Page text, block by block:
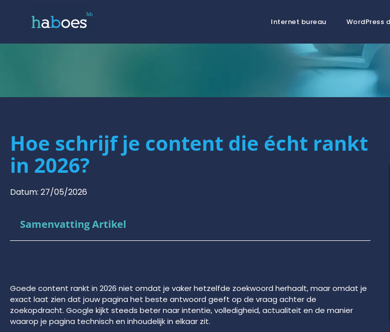
Internet bureau WordPress
Hoe schrijf je content die écht rankt
in 2026?
Datum: 27/05/2026
Samenvatting Artikel
Goede content rankt in 2026 niet omdat je vaker hetzelfde zoekwoord herhaalt, maar omdat je
exact laat zien dat jouw pagina het beste antwoord geeft op de vraag achter de
zoekopdracht. Google kijkt steeds beter naar intentie, volledigheid, actualiteit en de manier
waarop je pagina technisch en inhoudelijk in elkaar zit.